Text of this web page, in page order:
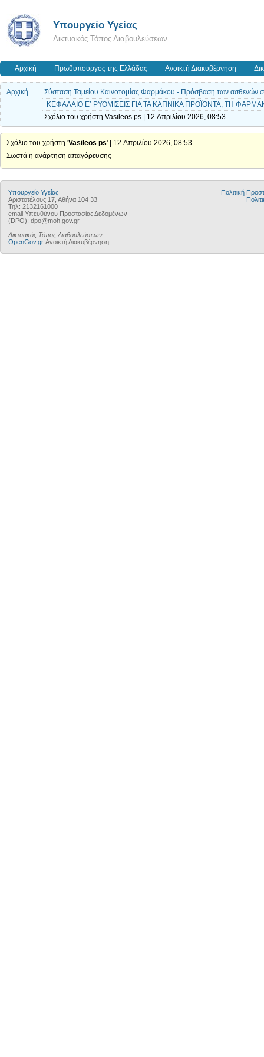
Υπουργείο Υγείας
Δικτυακός Τόπος Διαβουλεύσεων
Αρχική Πρωθυπουργός της Ελλάδας Ανοικτή Διακυβέρνηση
Αρχική
Σύσταση Ταμείου Καινοτομίας Φαρμάκου - Πρόσβαση των ασθενών σε
ΚΕΦΑΛΑΙΟ Ε’ ΡΥΘΜΙΣΕΙΣ ΓΙΑ ΤΑ ΚΑΠΝΙΚΑ ΠΡΟΪΟΝΤΑ, ΤΗ
Σχόλιο του χρήστη Vasileos ps | 12 Απριλίου 2026, 08:53
Σχόλιο του χρήστη 'Vasileos ps' | 12 Απριλίου 2026, 08:53
Σωστά η ανάρτηση απαγόρευσης
Υπουργείο Υγείας
Αριστοτέλους 17, Αθήνα 104 33
Τηλ: 2132161000
email Υπευθύνου Προστασίας Δεδομένων
(DPO): dpo@moh.gov.gr
Δικτυακός Τόπος Διαβουλεύσεων
OpenGov.gr Ανοικτή Διακυβέρνηση
Πολιτική